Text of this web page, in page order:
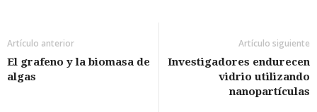
Artículo anterior
El grafeno y la biomasa de
algas
Artículo siguiente
Investigadores endurecen
vidrio utilizando
nanopartículas